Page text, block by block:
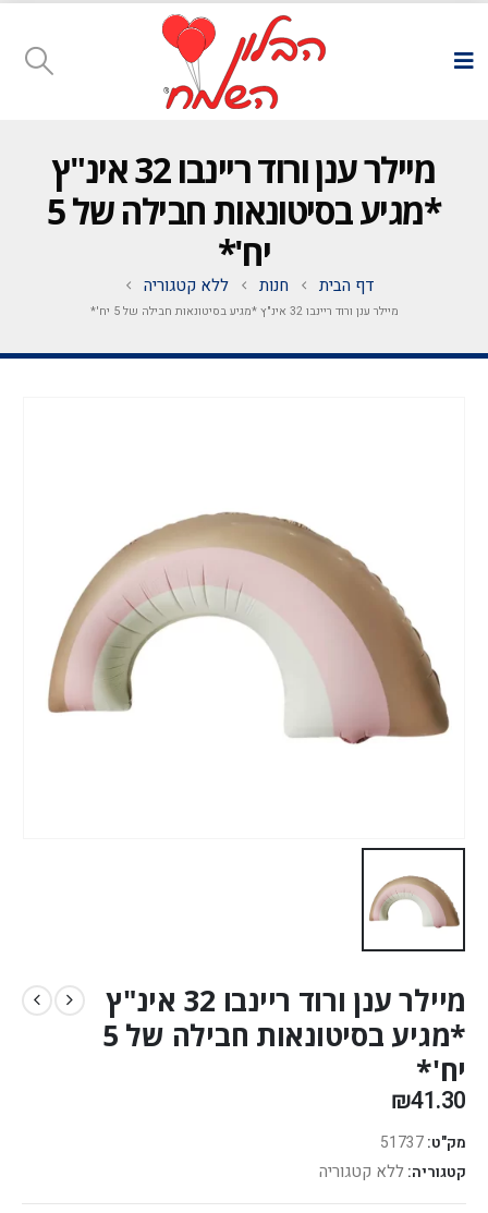
מיילר ענן ורוד ריינבו 32 אינ"ץ
*מגיע בסיטונאות חבילה של 5
יח'*
דף הבית חנות ללא קטגוריה
מיילר ענן ורוד ריינבו 32 אינ"ץ *מגיע בסיטונאות חבילה של 5 יח'*
מיילר ענן ורוד ריינבו 32 אינ"ץ
*מגיע בסיטונאות חבילה של 5
יח'*
₪41.30
מק"ט: 51737
קטגוריה: ללא קטגוריה